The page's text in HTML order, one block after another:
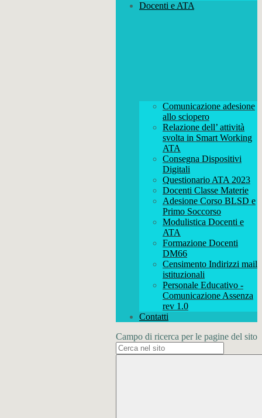
Docenti e ATA
Comunicazione adesione
allo sciopero
Relazione dell’ attività
svolta in Smart Working
ATA
Consegna Dispositivi
Digitali
Questionario ATA 2023
Docenti Classe Materie
Adesione Corso BLSD e
Primo Soccorso
Modulistica Docenti e
ATA
Formazione Docenti
DM66
Censimento Indirizzi mail
istituzionali
Personale Educativo -
Comunicazione Assenza
rev 1.0
Contatti
Campo di ricerca per le pagine del sito